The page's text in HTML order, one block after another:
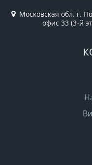
Московская обл. г.
офис 33 (3-й